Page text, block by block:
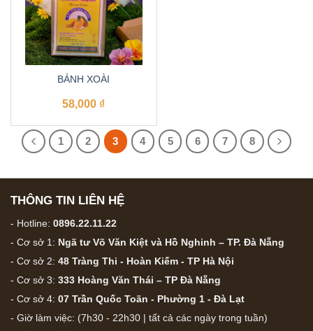
BÁNH XOÀI
58,000 ₫
1 2 3 4 5 6 7 8
THÔNG TIN LIÊN HỆ
- Hotline: 0896.22.11.22
- Cơ sở 1: Ngã tư Võ Văn Kiệt và Hồ Nghinh – TP. Đà Nẵng
- Cơ sở 2: 48 Tràng Thi - Hoàn Kiếm - TP Hà Nội
- Cơ sở 3: 333 Hoàng Văn Thái – TP Đà Nẵng
- Cơ sở 4: 07 Trần Quốc Toãn - Phường 1 - Đà Lạt
- Giờ làm việc: (7h30 - 22h30 | tất cả các ngày trong tuần)